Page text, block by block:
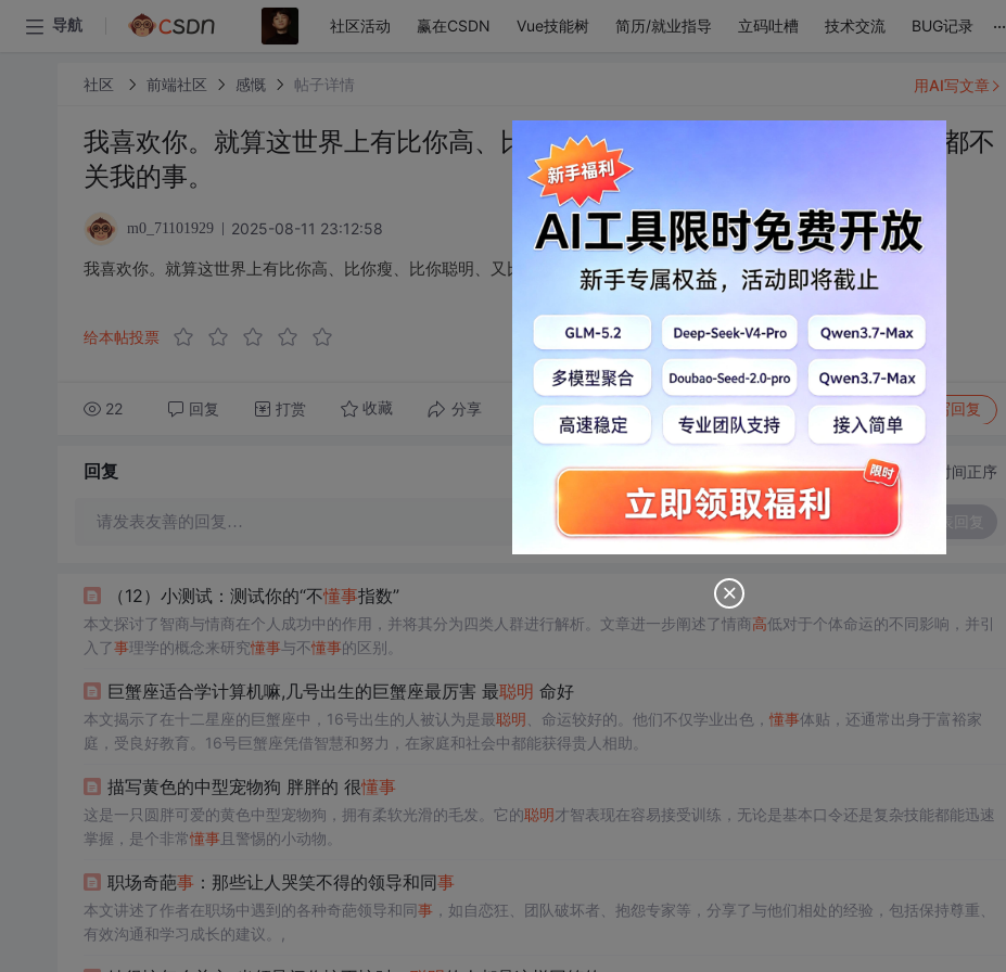
导航 社区活动 赢在CSDN Vue技能树 简历/就业指导 立码吐槽 技术交流 BUG记录 ...
社区 前端社区 感慨 帖子详情
我喜欢你。就算这世界上有比你高、比你瘦、比你聪明、又比你懂事的人，都不
关我的事。
m0_71101929 2025-08-11 23:12:58
我喜欢你。就算这世界上有比你高、比你瘦、比你聪明、又比你懂事的人，都不关我的事。
给本帖投票
22 回复 打赏 收藏 分享 转发到动态 举报 写回复
用AI写文章
回复 切换为时间正序
请发表友善的回复…
（12）小测试：测试你的“不懂事指数”
本文探讨了智商与情商在个人成功中的作用，并将其分为四类人群进行解析。文章进一步阐述了情商高低对于个体命运的不同影响，并引
入了事理学的概念来研究懂事与不懂事的区别。
巨蟹座适合学计算机嘛,几号出生的巨蟹座最厉害 最聪明 命好
本文揭示了在十二星座的巨蟹座中，16号出生的人被认为是最聪明 、命运较好的。他们不仅学业出色， 懂事体贴，还通常出身于富裕家
庭，受良好教育。16号巨蟹座凭借智慧和努力，在家庭和社会中都能获得贵人相助。
描写黄色的中型宠物狗 胖胖的 很懂事
这是一只圆胖可爱的黄色中型宠物狗，拥有柔软光滑的毛发。它的聪明才智表现在容易接受训练，无论是基本口令还是复杂技能都能迅速
掌握，是个非常懂事且警惕的小动物。
职场奇葩事 ：那些让人哭笑不得的领导和同事
本文讲述了作者在职场中遇到的各种奇葩领导和同事，如自恋狂、团队破坏者、抱怨专家等，分享了与他们相处的经验，包括保持尊重、
有效沟通和学习成长的建议。,